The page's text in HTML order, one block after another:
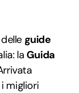
guide
la Guida
migliori